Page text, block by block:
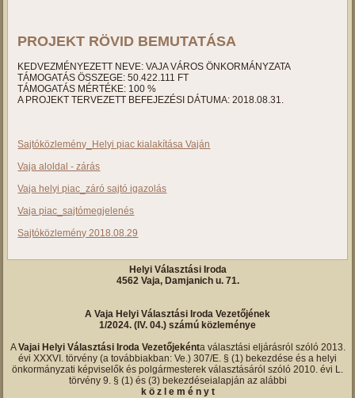
PROJEKT RÖVID BEMUTATÁSA
KEDVEZMÉNYEZETT NEVE: VAJA VÁROS ÖNKORMÁNYZATA
TÁMOGATÁS ÖSSZEGE: 50.422.111 FT
TÁMOGATÁS MÉRTÉKE: 100 %
A PROJEKT TERVEZETT BEFEJEZÉSI DÁTUMA: 2018.08.31.
Sajtóközlemény_Helyi piac kialakítása Vaján
Vaja aloldal - zárás
Vaja helyi piac_záró sajtó igazolás
Vaja piac_sajtómegjelenés
Sajtóközlemény 2018.08.29
Helyi Választási Iroda
4562 Vaja, Damjanich u. 71.
A Vaja Helyi Választási Iroda Vezetőjének
1/2024. (IV. 04.) számú közleménye
AVajai Helyi Választási Iroda Vezetőjekénta választási eljárásról szóló 2013.
évi XXXVI. törvény (a továbbiakban: Ve.) 307/E. § (1) bekezdése és a helyi
önkormányzati képviselők és polgármesterek választásáról szóló 2010. évi L.
törvény 9. § (1) és (3) bekezdéseialapján az alábbi
k ö z l e m é n y t